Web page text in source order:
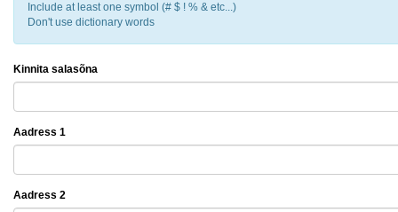
Include at least one symbol (# $ ! % & etc...)
Don't use dictionary words
Kinnita salasõna
Aadress 1
Aadress 2